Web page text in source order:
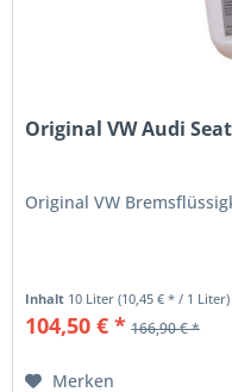
Original VW Audi
Original VW
Inhalt 10 Liter(10,45 € * / 1 Liter)
104,50 € * 166,90 € *
Merken